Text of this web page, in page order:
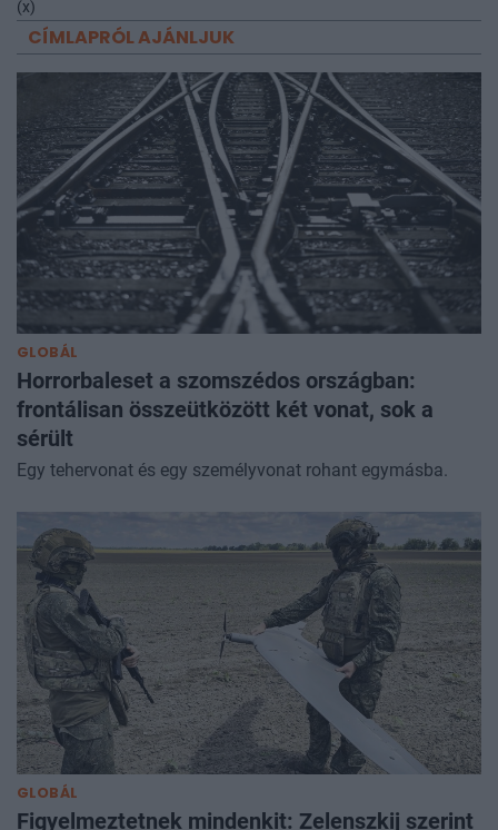
(x)
CÍMLAPRÓL AJÁNLJUK
GLOBÁL
Horrorbaleset a szomszédos országban:
frontálisan összeütközött két vonat, sok a
sérült
Egy tehervonat és egy személyvonat rohant egymásba.
GLOBÁL
Figyelmeztetnek mindenkit: Zelenszkij szerint